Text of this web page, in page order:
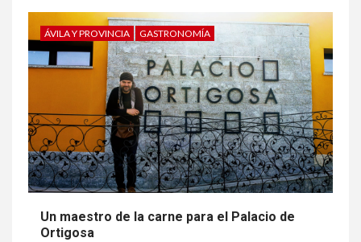
ÁVILA Y PROVINCIA GASTRONOMÍA
Un maestro de la carne para el Palacio de
Ortigosa